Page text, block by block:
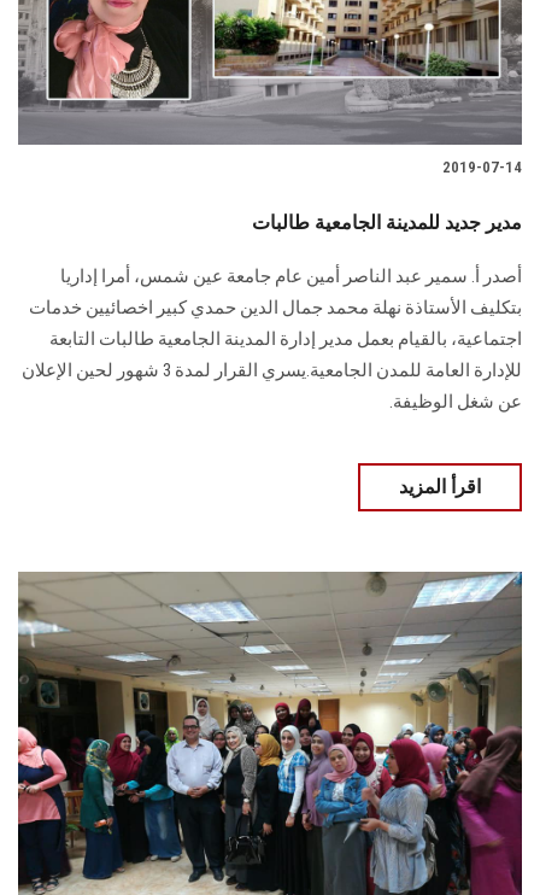
2019-07-14
مدير جديد للمدينة الجامعية طالبات
أصدر أ. سمير عبد الناصر أمين عام جامعة عين شمس، أمرا إداريا
بتكليف الأستاذة نهلة محمد جمال الدين حمدي كبير اخصائيين خدمات
اجتماعية، بالقيام بعمل مدير إدارة المدينة الجامعية طالبات التابعة
للإدارة العامة للمدن الجامعية.يسري القرار لمدة 3 شهور لحين الإعلان
عن شغل الوظيفة.
اقرأ المزيد